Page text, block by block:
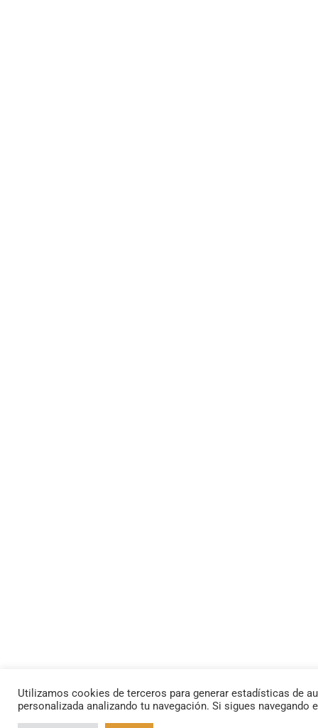
Utilizamos cookies de terceros para generar estadísticas de
personalizada analizando tu navegación. Si sigues navegando